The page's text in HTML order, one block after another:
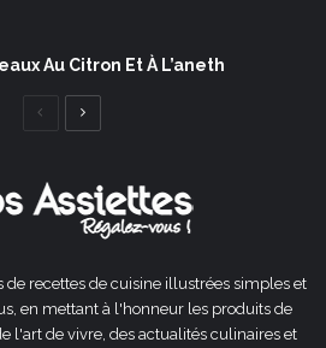
Au Citron Et À L’aneth
Page
de recettes de cuisine illustrées simples et
en mettant à l'honneur les produits de
l'art de vivre, des actualités culinaires et